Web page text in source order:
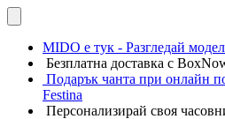
MIDO е тук - Разгледай
Безплатна доставка с
Подарък чанта при онлайн
Festina
Персонализирай своя